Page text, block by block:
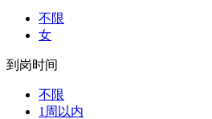
不限
女
到岗时间
不限
1周以内